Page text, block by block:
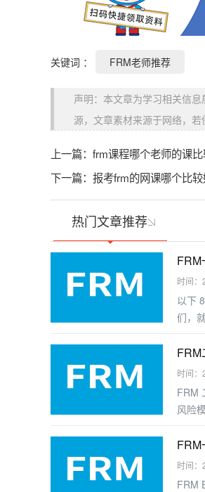
关键词 ： FRM老师推荐
声明：本文章为学习相关信
源，文章素材来源于网络，若
上一篇： frm课程哪个老师的课比
下一篇： 报考frm的网课哪个比较
热门文章推荐
FRM
时间
以下
们，
FRM
时间
FRM
风险
FRM
时间
FRM